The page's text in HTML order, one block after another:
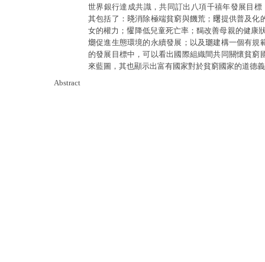
世界銀行達成共識，共同訂出八項千禧年發展目
其包括了：𣇈消除極端貧窮與饑荒；𥌓提供普及化
女的權力；𢣷降低兒童死亡率；馤改善母親的健康
𤎜促進生態環境的永續發展；以及𤨡建構一個有規
的發展目標中，可以看出國際組織間共同關懷貧窮
來藍圖，其也顯示出富有國家對於貧窮國家的道德
Abstract